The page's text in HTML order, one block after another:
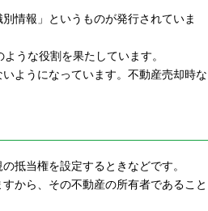
情報」というものが発行されていま
うな役割を果たしています。
ようになっています。不動産売却時な
抵当権を設定するときなどです。
から、その不動産の所有者であること